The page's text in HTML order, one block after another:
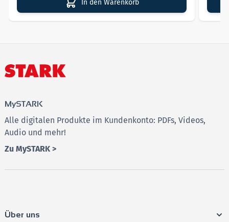
MindCards hier kostenlos testen
In den Warenkorb
MySTARK
Alle digitalen Produkte im Kundenkonto: PDFs, Videos,
Audio und mehr!
Zu MySTARK >
Über uns